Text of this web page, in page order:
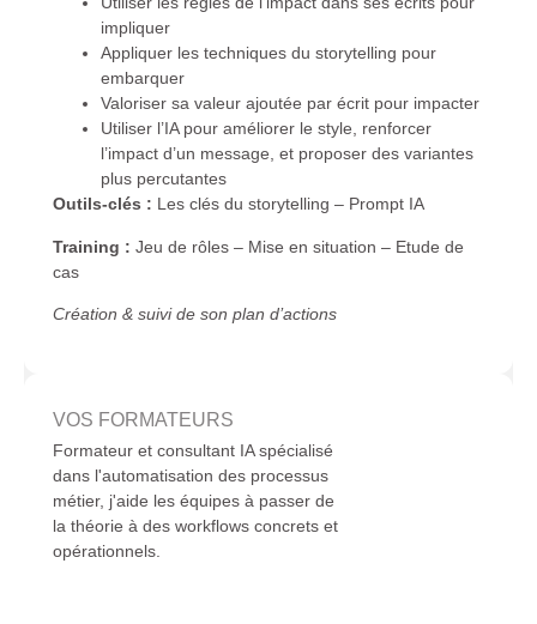
impliquer
Appliquer les techniques du storytelling pour
embarquer
Valoriser sa valeur ajoutée par écrit pour impacter
Utiliser l’IA pour améliorer le style, renforcer
l’impact d’un message, et proposer des variantes
plus percutantes
Outils-clés : Les clés du storytelling – Prompt IA
Training : Jeu de rôles – Mise en situation – Etude de
cas
Création & suivi de son plan d’actions
VOS FORMATEURS
Formateur et consultant IA spécialisé
dans l'automatisation des processus
métier, j'aide les équipes à passer de
la théorie à des workflows concrets et
opérationnels.